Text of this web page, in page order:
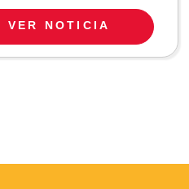
VER NOTICIA